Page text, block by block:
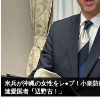
米兵が沖縄の女性をレ●プ！小泉
速愛国者「辺野古！」